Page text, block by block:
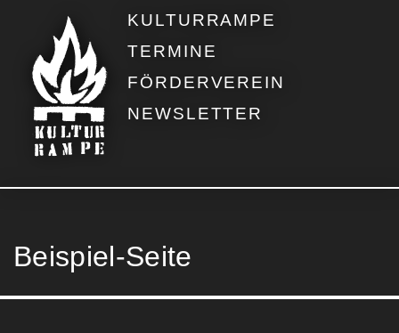
KULTURRAMPE
TERMINE
FÖRDERVEREIN
NEWSLETTER
Beispiel-Seite